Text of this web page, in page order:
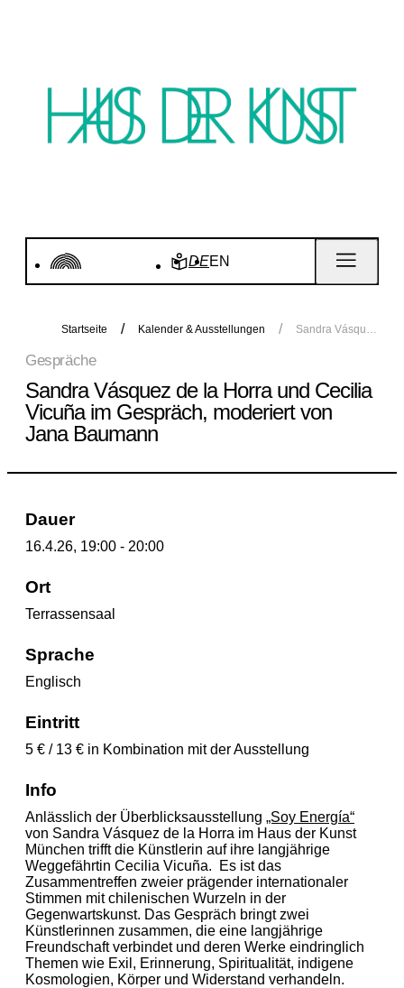
DEEN
Startseite Kalender & Ausstellungen Sandra Vásquez de la Horra und Cecilia Vicuña im Gespräch, moderiert von Jana Baumann
Gespräche
Sandra Vásquez de la Horra und Cecilia
Vicuña im Gespräch, moderiert von
Jana Baumann
Dauer
16.4.26, 19:00 - 20:00
Ort
Terrassensaal
Sprache
Englisch
Eintritt
5 € / 13 € in Kombination mit der Ausstellung
Info
Anlässlich der Überblicksausstellung „Soy Energía“
von Sandra Vásquez de la Horra im Haus der Kunst
München trifft die Künstlerin auf ihre langjährige
Weggefährtin Cecilia Vicuña.
Es ist das
Zusammentreffen zweier prägender internationaler
Stimmen mit chilenischen Wurzeln in der
Gegenwartskunst. Das Gespräch bringt zwei
Künstlerinnen zusammen, die eine langjährige
Freundschaft verbindet und deren Werke eindringlich
Themen wie Exil, Erinnerung, Spiritualität, indigene
Kosmologien, Körper und Widerstand verhandeln.